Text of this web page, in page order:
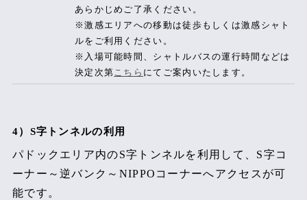
あらかじめご了承ください。
※激感エリアへの移動は徒歩もしくは激感シャト
ルをご利用ください。
※入場可能時間、シャトルバスの運行時間などは
決定次第こちら にてご案内いたします。
4）S字トンネルの利用
パドックエリア内のS字トンネルを利用して、S字コ
ーナー～逆バンク～NIPPOコーナーへアクセスが可
能です。